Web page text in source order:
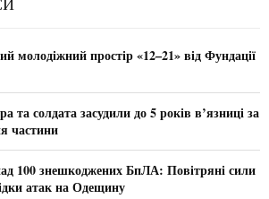
C
молодіжний простір «12–21» від Фундації
солдата засудили до 5 років в’язниці за
частини
100 знешкоджених БпЛА: Повітряні сили
атак на Одещину